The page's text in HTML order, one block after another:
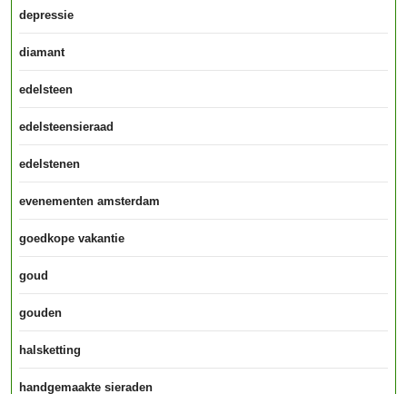
depressie
diamant
edelsteen
edelsteensieraad
edelstenen
evenementen amsterdam
goedkope vakantie
goud
gouden
halsketting
handgemaakte sieraden